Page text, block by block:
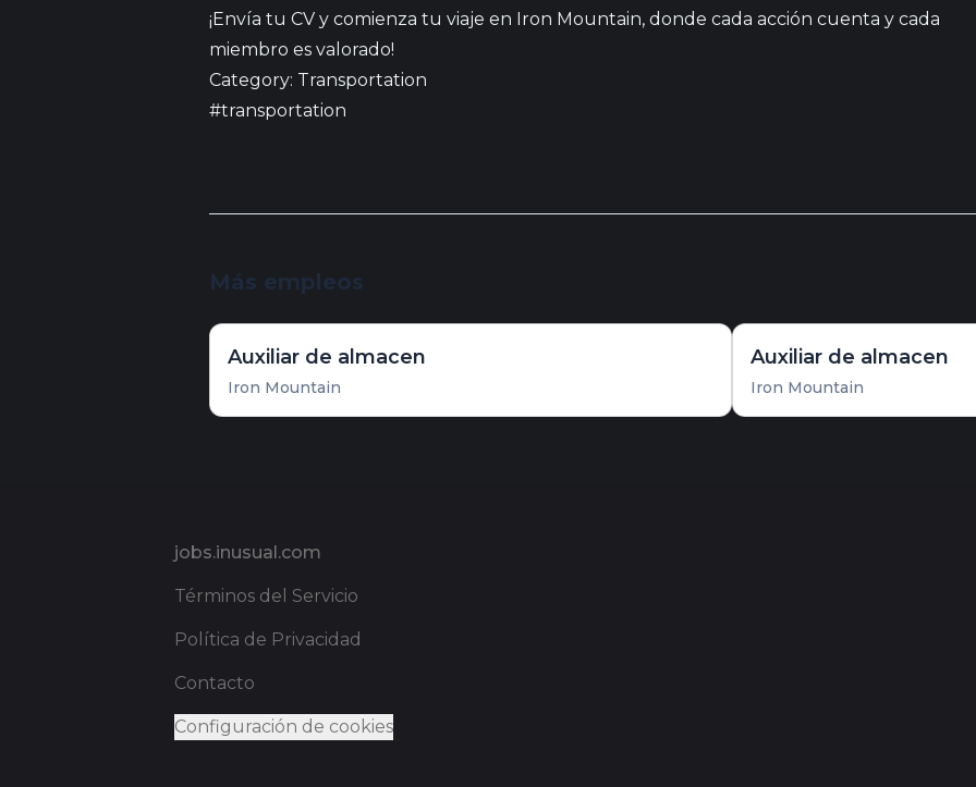
¡Envía tu CV y comienza tu viaje en Iron Mountain, donde cada acción cuenta y cada
miembro es valorado!
Category: Transportation
#transportation
Más empleos
Auxiliar de almacen
Iron Mountain
Auxiliar de almacen
Iron Mountain
jobs.inusual.com
Términos del Servicio
Política de Privacidad
Contacto
Configuración de cookies